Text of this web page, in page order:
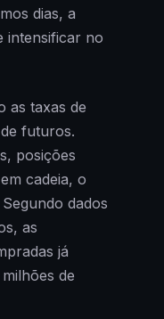
dias, a
intensificar no
as taxas de
futuros.
posições
cadeia, o
dados
as
já
de